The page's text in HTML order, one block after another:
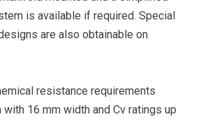
is available if required. Special
are also obtainable on
resistance requirements
16 mm width and Cv ratings up